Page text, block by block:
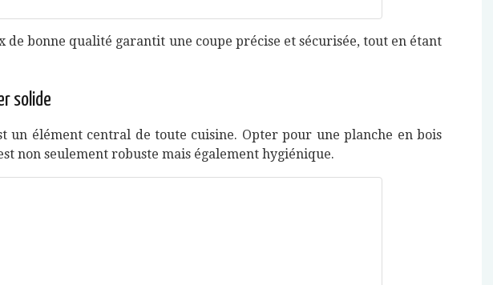
de bonne qualité garantit une coupe précise et sécurisée, tout en étant
solide
un élément central de toute cuisine. Opter pour une planche en bois
non seulement robuste mais également hygiénique.